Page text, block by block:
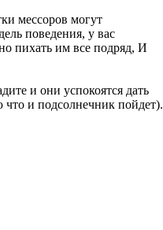
мессоров могут
поведения, у вас
пихать им все подряд, И
и они успокоятся дать
и подсолнечник пойдет).